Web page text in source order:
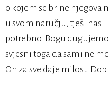
o kojem se brine njegova
u svom naručju, tješi nas
potrebno. Bogu
svjesni toga da sami ne
On za sve daje milost.